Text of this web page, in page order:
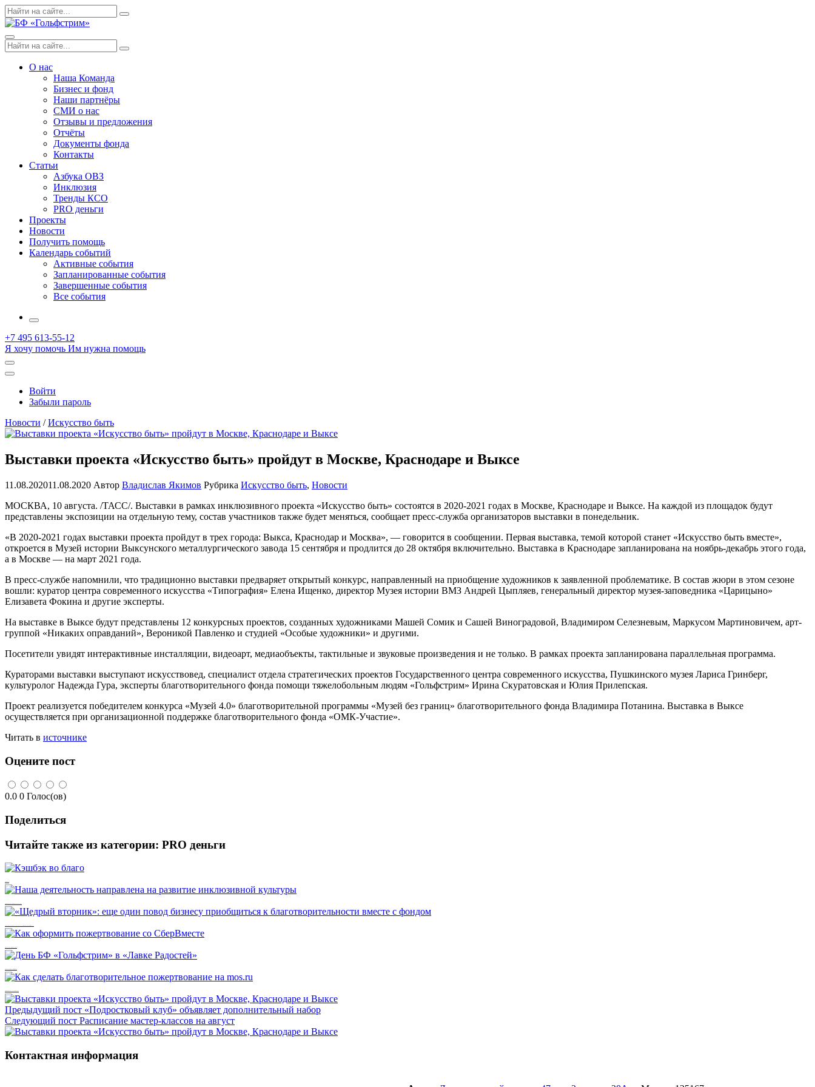
Skip
to
Поиск
по:
Search
Menu
Поиск
по:
Search
О нас
Наша Команда
Бизнес и фонд
Наши партнёры
СМИ о нас
Отзывы и предложения
Отчёты
Документы фонда
Контакты
Статьи
Азбука ОВЗ
Инклюзия
Тренды КСО
PRO деньги
Проекты
Новости
Получить помощь
Календарь событий
Активные события
Запланированные события
Завершенные события
Все события
More
+7 495 613-55-12
Я хочу помочь Им нужна помощь
Открыть
поиск
Профиль
Войти
Забыли пароль
Новости /Искусство быть
Выставки проекта «Искусство быть» пройдут в Москве, Краснодаре и Выксе
11.08.202011.08.2020 Автор Владислав Якимов Рубрика Искусство быть, Новости
МОСКВА, 10 августа. /ТАСС/. Выставки в рамках инклюзивного проекта «Искусство быть» состоятся в 2020-2021 годах в Москве, Краснодаре и Выксе. На каждой из площадок будут
представлены экспозиции на отдельную тему, состав участников также будет меняться, сообщает пресс-служба организаторов выставки в понедельник.
«В 2020-2021 годах выставки проекта пройдут в трех города: Выкса, Краснодар и Москва», — говорится в сообщении. Первая выставка, темой которой станет «Искусство быть вместе»,
откроется в Музей истории Выксунского металлургического завода 15 сентября и продлится до 28 октября включительно. Выставка в Краснодаре запланирована на ноябрь-декабрь этого года,
а в Москве — на март 2021 года.
В пресс-службе напомнили, что традиционно выставки предваряет открытый конкурс, направленный на приобщение художников к заявленной проблематике. В состав жюри в этом сезоне
вошли: куратор центра современного искусства «Типография» Елена Ищенко, директор Музея истории ВМЗ Андрей Цыпляев, генеральный директор музея-заповедника «Царицыно»
Елизавета Фокина и другие эксперты.
На выставке в Выксе будут представлены 12 конкурсных проектов, созданных художниками Машей Сомик и Сашей Виноградовой, Владимиром Селезневым, Маркусом Мартиновичем, арт-
группой «Никаких оправданий», Вероникой Павленко и студией «Особые художники» и другими.
Посетители увидят интерактивные инсталляции, видеоарт, медиаобъекты, тактильные и звуковые произведения и не только. В рамках проекта запланирована параллельная программа.
Кураторами выставки выступают искусствовед, специалист отдела стратегических проектов Государственного центра современного искусства, Пушкинского музея Лариса Гринберг,
культуролог Надежда Гура, эксперты благотворительного фонда помощи тяжелобольным людям «Гольфстрим» Ирина Скуратовская и Юлия Прилепская.
Проект реализуется победителем конкурса «Музей 4.0» благотворительной программы «Музей без границ» благотворительного фонда Владимира Потанина. Выставка в Выксе
осуществляется при организационной поддержке благотворительного фонда «ОМК-Участие».
Читать в источнике
Оцените пост
0.0 0 Голос(ов)
Поделиться
Читайте также из категории: PRO деньги
Предыдущий пост «Подростковый клуб» объявляет дополнительный набор
Следующий пост Расписание мастер-классов на август
Контактная информация